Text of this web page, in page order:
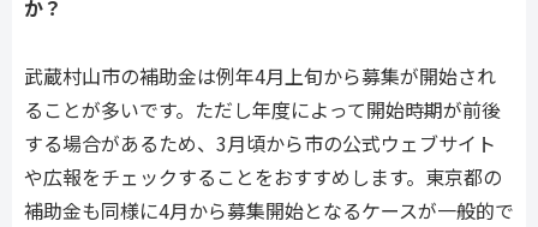
か？
武蔵村山市の補助金は例年4月上旬から募集が開始され
ることが多いです。ただし年度によって開始時期が前後
する場合があるため、3月頃から市の公式ウェブサイト
や広報をチェックすることをおすすめします。東京都の
補助金も同様に4月から募集開始となるケースが一般的で